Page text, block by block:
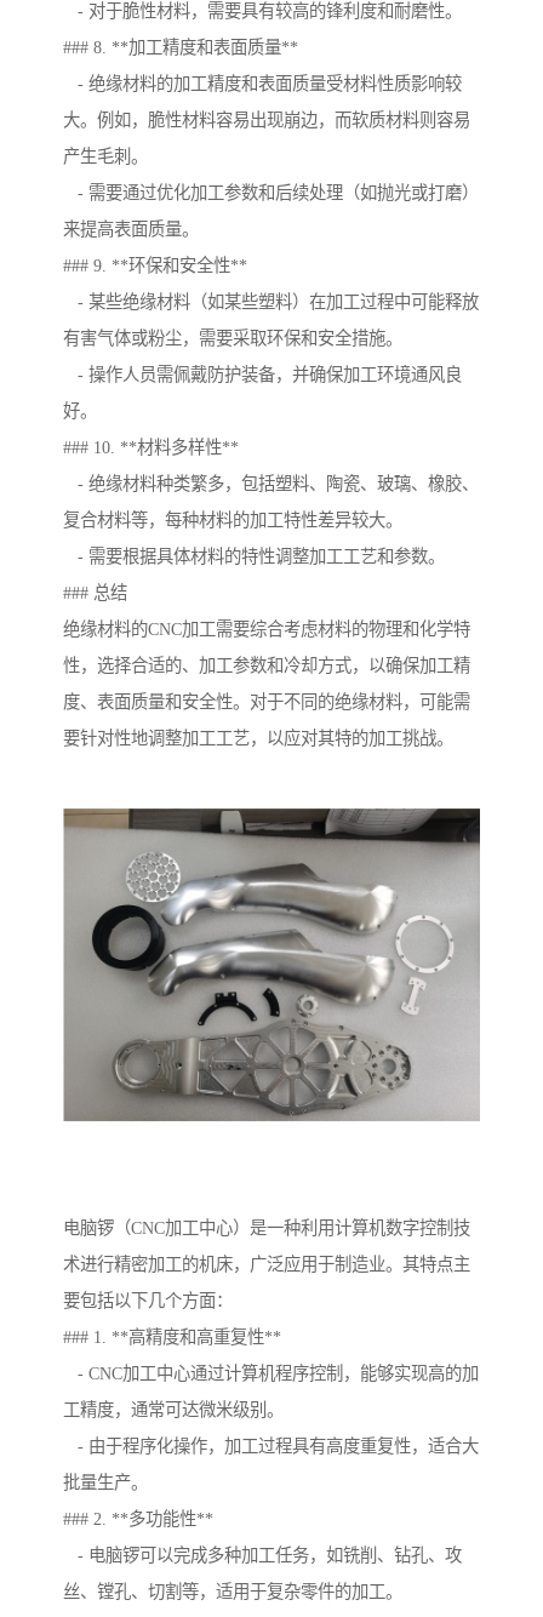
- 对于脆性材料，需要具有较高的锋利度和耐磨性。
### 8. **加工精度和表面质量**
- 绝缘材料的加工精度和表面质量受材料性质影响较
大。例如，脆性材料容易出现崩边，而软质材料则容易
产生毛刺。
- 需要通过优化加工参数和后续处理（如抛光或打磨）
来提高表面质量。
### 9. **环保和安全性**
- 某些绝缘材料（如某些塑料）在加工过程中可能释放
有害气体或粉尘，需要采取环保和安全措施。
- 操作人员需佩戴防护装备，并确保加工环境通风良
好。
### 10. **材料多样性**
- 绝缘材料种类繁多，包括塑料、陶瓷、玻璃、橡胶、
复合材料等，每种材料的加工特性差异较大。
- 需要根据具体材料的特性调整加工工艺和参数。
### 总结
绝缘材料的CNC加工需要综合考虑材料的物理和化学特
性，选择合适的、加工参数和冷却方式，以确保加工精
度、表面质量和安全性。对于不同的绝缘材料，可能需
要针对性地调整加工工艺，以应对其特的加工挑战。
电脑锣（CNC加工中心）是一种利用计算机数字控制技
术进行精密加工的机床，广泛应用于制造业。其特点主
要包括以下几个方面：
### 1. **高精度和高重复性**
- CNC加工中心通过计算机程序控制，能够实现高的加
工精度，通常可达微米级别。
- 由于程序化操作，加工过程具有高度重复性，适合大
批量生产。
### 2. **多功能性**
- 电脑锣可以完成多种加工任务，如铣削、钻孔、攻
丝、镗孔、切割等，适用于复杂零件的加工。